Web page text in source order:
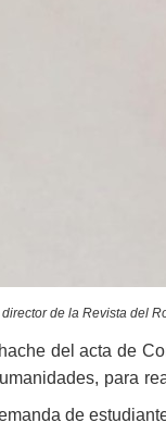
de la Revista del
del acta de
para
de